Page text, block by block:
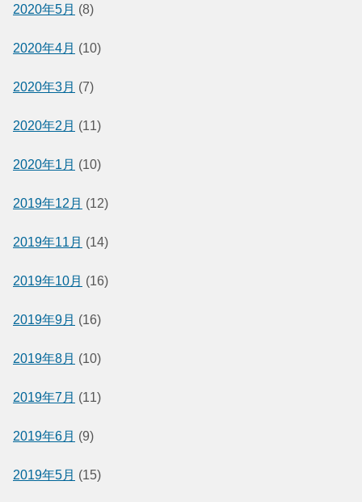
2020年5月 (8)
2020年4月 (10)
2020年3月 (7)
2020年2月 (11)
2020年1月 (10)
2019年12月 (12)
2019年11月 (14)
2019年10月 (16)
2019年9月 (16)
2019年8月 (10)
2019年7月 (11)
2019年6月 (9)
2019年5月 (15)